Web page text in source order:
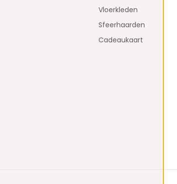
Vloerkleden
Sfeerhaarden
Cadeaukaart